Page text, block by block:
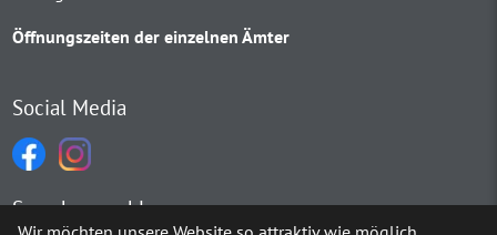
Öffnungszeiten der einzelnen Ämter
Social Media
Sprachauswahl